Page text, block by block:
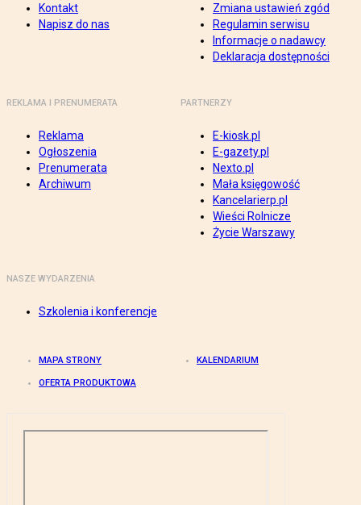
Kontakt
Napisz do nas
Zmiana ustawień zgód
Regulamin serwisu
Informacje o nadawcy
Deklaracja dostępności
REKLAMA I PRENUMERATA
Reklama
Ogłoszenia
Prenumerata
Archiwum
PARTNERZY
E-kiosk.pl
E-gazety.pl
Nexto.pl
Mała księgowość
Kancelarierp.pl
Wieści Rolnicze
Życie Warszawy
NASZE WYDARZENIA
Szkolenia i konferencje
MAPA STRONY KALENDARIUM
OFERTA PRODUKTOWA